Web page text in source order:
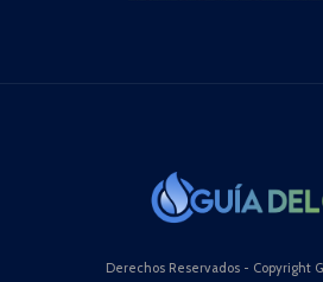
Derechos Reservados - Copyright